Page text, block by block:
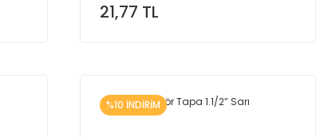
21,77 TL
%10 İNDİRİM